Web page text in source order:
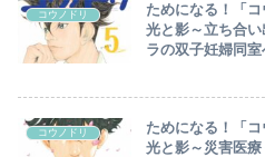
コウノドリ
ためになる！「
光と影～立ち合
ラの双子妊婦同
コウノドリ
ためになる！「
光と影～災害医